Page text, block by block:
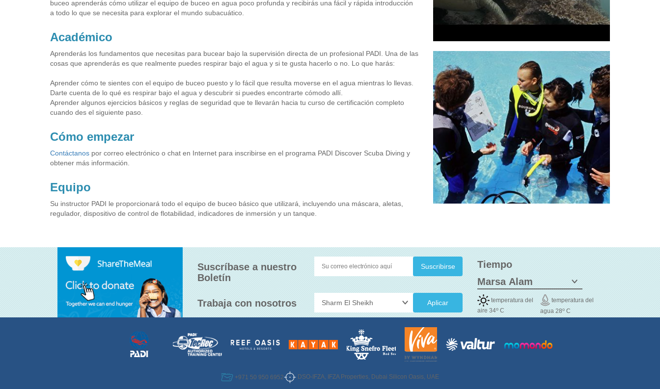
buceo aprenderás cómo utilizar el equipo de buceo en agua poco profunda y recibirás una fácil y rápida introducción
a todo lo que se necesita para explorar el mundo subacuático.
Académico
Aprenderás los fundamentos que necesitas para bucear bajo la supervisión directa de un profesional PADI. Una de las
cosas que aprenderás es que realmente puedes respirar bajo el agua y si te gusta hacerlo o no. Lo que harás:
Aprender cómo te sientes con el equipo de buceo puesto y lo fácil que resulta moverse en el agua mientras lo llevas.
Darte cuenta de lo qué es respirar bajo el agua y descubrir si puedes encontrarte cómodo allí.
Aprender algunos ejercicios básicos y reglas de seguridad que te llevarán hacia tu curso de certificación completo
cuando des el siguiente paso.
Cómo empezar
Contáctanos por correo electrónico o chat en Internet para inscribirse en el programa PADI Discover Scuba Diving y
obtener más información.
Equipo
Su instructor PADI le proporcionará todo el equipo de buceo básico que utilizará, incluyendo una máscara, aletas,
regulador, dispositivo de control de flotabilidad, indicadores de inmersión y un tanque.
Suscríbase a nuestro
Boletín
Trabaja con nosotros Aplicar
Tiempo
temperatura del
aire 34o C
temperatura del
agua 28oC
+971 50 950 6952 DSO-IFZA, IFZA Properties, Dubai Silicon Oasis, UAE